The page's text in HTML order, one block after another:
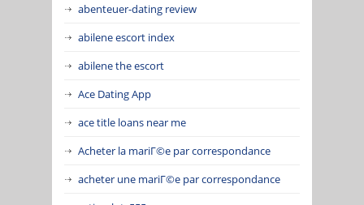
abenteuer-dating review
abilene escort index
abilene the escort
Ace Dating App
ace title loans near me
Acheter la mariГ©e par correspondance
acheter une mariГ©e par correspondance